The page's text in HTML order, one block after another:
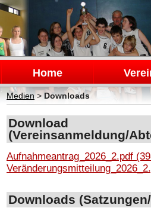
Navigation
überspringen
Home
Medien>Downloads
Download
(Vereinsanmeldung/
Aufnahmeantrag_2026_2.pdf
Downloads